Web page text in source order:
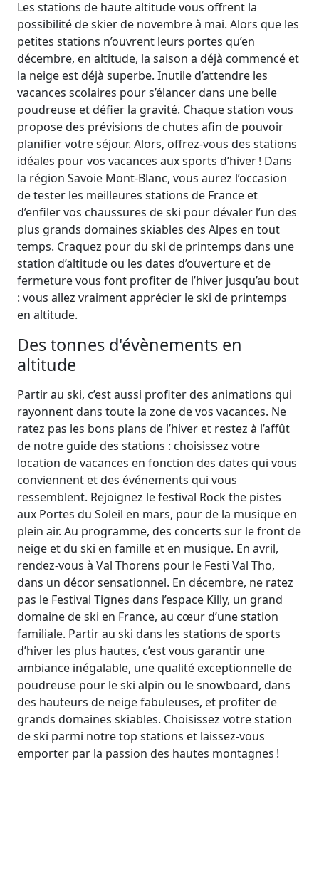
Les stations de haute altitude vous offrent la
possibilité de skier de novembre à mai. Alors que les
petites stations n’ouvrent leurs portes qu’en
décembre, en altitude, la saison a déjà commencé et
la neige est déjà superbe. Inutile d’attendre les
vacances scolaires pour s’élancer dans une belle
poudreuse et défier la gravité. Chaque station vous
propose des prévisions de chutes afin de pouvoir
planifier votre séjour. Alors, offrez-vous des stations
idéales pour vos vacances aux sports d’hiver ! Dans
la région Savoie Mont-Blanc, vous aurez l’occasion
de tester les meilleures stations de France et
d’enfiler vos chaussures de ski pour dévaler l’un des
plus grands domaines skiables des Alpes en tout
temps. Craquez pour du ski de printemps dans une
station d’altitude ou les dates d’ouverture et de
fermeture vous font profiter de l’hiver jusqu’au bout
: vous allez vraiment apprécier le ski de printemps
en altitude.
Des tonnes d'évènements en
altitude
Partir au ski, c’est aussi profiter des animations qui
rayonnent dans toute la zone de vos vacances. Ne
ratez pas les bons plans de l’hiver et restez à l’affût
de notre guide des stations : choisissez votre
location de vacances en fonction des dates qui vous
conviennent et des événements qui vous
ressemblent. Rejoignez le festival Rock the pistes
aux Portes du Soleil en mars, pour de la musique en
plein air. Au programme, des concerts sur le front de
neige et du ski en famille et en musique. En avril,
rendez-vous à Val Thorens pour le Festi Val Tho,
dans un décor sensationnel. En décembre, ne ratez
pas le Festival Tignes dans l’espace Killy, un grand
domaine de ski en France, au cœur d’une station
familiale. Partir au ski dans les stations de sports
d’hiver les plus hautes, c’est vous garantir une
ambiance inégalable, une qualité exceptionnelle de
poudreuse pour le ski alpin ou le snowboard, dans
des hauteurs de neige fabuleuses, et profiter de
grands domaines skiables. Choisissez votre station
de ski parmi notre top stations et laissez-vous
emporter par la passion des hautes montagnes !